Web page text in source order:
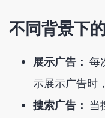
不同背景下
展示广告： 每
示展示广告时
搜索广告： 当